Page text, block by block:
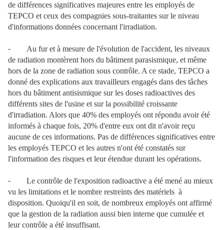
de différences significatives majeures entre les employés de
TEPCO et ceux des compagnies sous-traitantes sur le niveau
d'informations données concernant l'irradiation.
-
Au fur et à mesure de l'évolution de l'accident, les niveaux
de radiation montèrent hors du bâtiment parasismique, et même
hors de la zone de radiation sous contrôle. A ce stade, TEPCO a
donné des explications aux travailleurs engagés dans des tâches
hors du bâtiment antisismique sur les doses radioactives des
différents sites de l'usine et sur la possibilité croissante
d'irradiation. Alors que 40% des employés ont répondu avoir été
informés à chaque fois, 20% d'entre eux ont dit n'avoir reçu
aucune de ces informations. Pas de différences significatives entre
les employés TEPCO et les autres n'ont été constatés sur
l'information des risques et leur étendue durant les opérations.
-
Le contrôle de l'exposition radioactive a été mené au mieux
vu les limitations et le nombre restreints des matériels à
disposition. Quoiqu'il en soit, de nombreux employés ont affirmé
que la gestion de la radiation aussi bien interne que cumulée et
leur contrôle a été insuffisant.